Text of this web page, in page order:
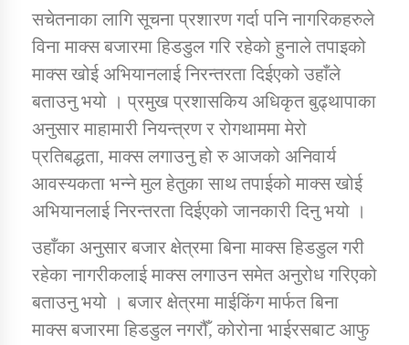
कार्यक्रम कार्यान्वयन एकाई जुम्लाको सुचना
कर्णाली प्राविधि शिक्षालय जुम्लाको सुचना
सचेतनाका लागि सूचना प्रशारण गर्दा पनि नागरिकहरुले
विना माक्स बजारमा हिडडुल गरि रहेको हुनाले तपाइको
माक्स खोई अभियानलाई निरन्तरता दिईएको उहाँले
बताउनु भयो । प्रमुख प्रशासकिय अधिकृत बुढ्थापाका
अनुसार माहामारी नियन्त्रण र रोगथाममा मेरो
प्रतिबद्धता, माक्स लगाउनु हो रु आजको अनिवार्य
आवस्यकता भन्ने मुल हेतुका साथ तपाईको माक्स खोई
अभियानलाई निरन्तरता दिईएको जानकारी दिनु भयो ।
उहाँका अनुसार बजार क्षेत्रमा बिना माक्स हिडडुल गरी
रहेका नागरीकलाई माक्स लगाउन समेत अनुरोध गरिएको
बताउनु भयो । बजार क्षेत्रमा माईकिंग मार्फत बिना
माक्स बजारमा हिडडुल नगरौँ, कोरोना भाईरसबाट आफु